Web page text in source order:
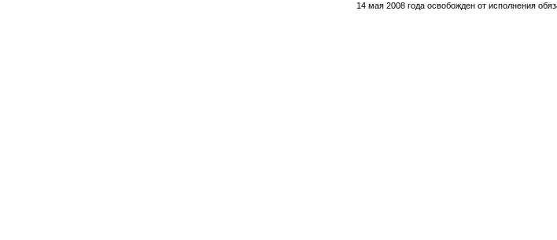
14 мая 2008 года освобожден от исполнения